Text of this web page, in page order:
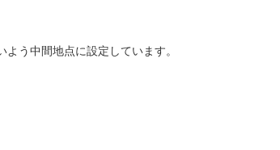
う中間地点に設定しています。